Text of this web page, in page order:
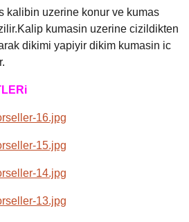
kalibin uzerine konur ve kumas
kumasin uzerine cizildikten
dikimi yapiyir dikim kumasin ic